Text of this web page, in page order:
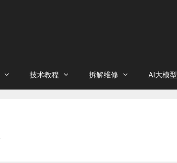
技术教程 拆解维修 AI大模型